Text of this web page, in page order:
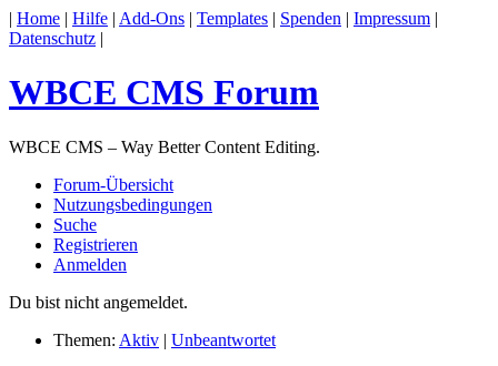
| Home | Hilfe | Add-Ons | Templates | Spenden | Impressum |
Datenschutz |
WBCE CMS Forum
WBCE CMS – Way Better Content Editing.
Forum-Übersicht
Nutzungsbedingungen
Suche
Registrieren
Anmelden
Du bist nicht angemeldet.
Themen: Aktiv | Unbeantwortet